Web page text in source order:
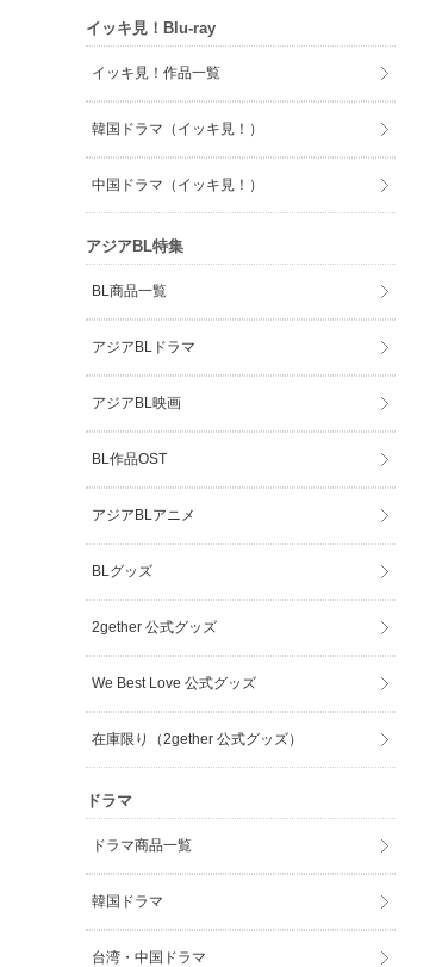
イッキ見！Blu-ray
イッキ見！作品一覧
韓国ドラマ（イッキ見！）
中国ドラマ（イッキ見！）
アジアBL特集
BL商品一覧
アジアBLドラマ
アジアBL映画
BL作品OST
アジアBLアニメ
BLグッズ
2gether 公式グッズ
We Best Love 公式グッズ
在庫限り（2gether 公式グッズ）
ドラマ
ドラマ商品一覧
韓国ドラマ
台湾・中国ドラマ